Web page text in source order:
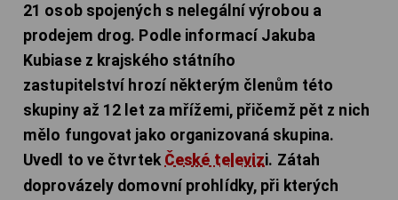
21 osob spojených s nelegální výrobou a
prodejem drog. Podle informací Jakuba
Kubiase z krajského státního
zastupitelství hrozí některým členům této
skupiny až 12 let za mřížemi, přičemž pět z nich
mělo fungovat jako organizovaná skupina.
Uvedl to ve čtvrtek České televizi. Zátah
doprovázely domovní prohlídky, při kterých